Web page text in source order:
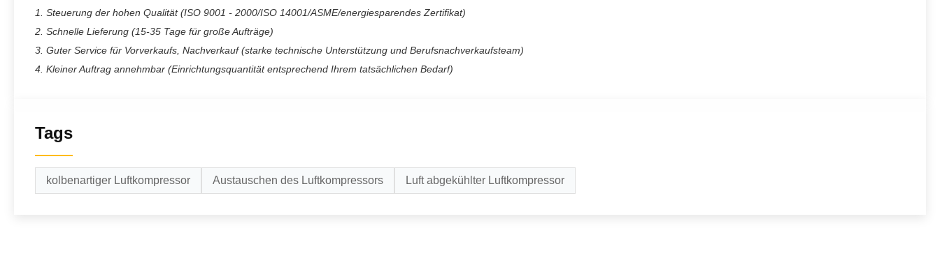
1. Steuerung der hohen Qualität (ISO 9001 - 2000/ISO 14001/ASME/energiesparendes Zertifikat)
2. Schnelle Lieferung (15-35 Tage für große Aufträge)
3. Guter Service für Vorverkaufs, Nachverkauf (starke technische Unterstützung und Berufsnachverkaufsteam)
4. Kleiner Auftrag annehmbar (Einrichtungsquantität entsprechend Ihrem tatsächlichen Bedarf)
Tags
kolbenartiger Luftkompressor Austauschen des Luftkompressors Luft abgekühlter Luftkompressor